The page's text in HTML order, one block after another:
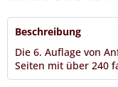
Beschreibung
Die 6. Auflage von
Seiten mit über 240